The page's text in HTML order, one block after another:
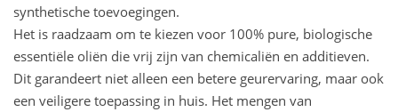
synthetische toevoegingen.
Het is raadzaam om te kiezen voor 100% pure, biologische
essentiële oliën die vrij zijn van chemicaliën en additieven.
Dit garandeert niet alleen een betere geurervaring, maar ook
een veiligere toepassing in huis. Het mengen van